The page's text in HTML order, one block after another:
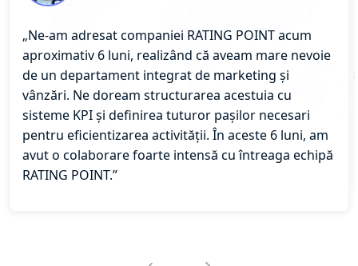
„Ne-am adresat companiei RATING POINT acum
aproximativ 6 luni, realizând că aveam mare nevoie
de un departament integrat de marketing și
vânzări. Ne doream structurarea acestuia cu
sisteme KPI și definirea tuturor pașilor necesari
pentru eficientizarea activității. În aceste 6 luni, am
avut o colaborare foarte intensă cu întreaga echipă
RATING POINT.”